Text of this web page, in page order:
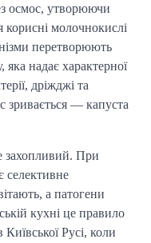
осмос, утворюючи
корисні молочнокислі
перетворюють
надає характерної
дріжджі та
зривається — капуста
захопливий. При
селективне
а патогени
кухні це правило
Русі, коли